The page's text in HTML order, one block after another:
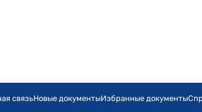
связьНовые документыИзбранные документы